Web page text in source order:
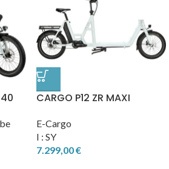
CARGO P12 ZR MAXI
E-Cargo
I : SY
7.299,00€